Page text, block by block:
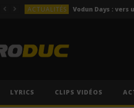
ACTUALITÉS
LYRICS Anitta – Azul (Lyrics &
ACTUALITÉS
LYRICS CLIPS VIDÉOS